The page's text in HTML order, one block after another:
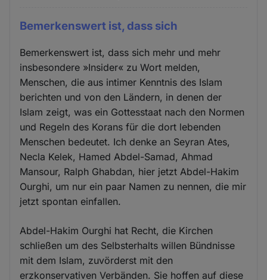
Bemerkenswert ist, dass sich
Bemerkenswert ist, dass sich mehr und mehr
insbesondere »Insider« zu Wort melden,
Menschen, die aus intimer Kenntnis des Islam
berichten und von den Ländern, in denen der
Islam zeigt, was ein Gottesstaat nach den Normen
und Regeln des Korans für die dort lebenden
Menschen bedeutet. Ich denke an Seyran Ates,
Necla Kelek, Hamed Abdel-Samad, Ahmad
Mansour, Ralph Ghabdan, hier jetzt Abdel-Hakim
Ourghi, um nur ein paar Namen zu nennen, die mir
jetzt spontan einfallen.
Abdel-Hakim Ourghi hat Recht, die Kirchen
schließen um des Selbsterhalts willen Bündnisse
mit dem Islam, zuvörderst mit den
erzkonservativen Verbänden. Sie hoffen auf diese